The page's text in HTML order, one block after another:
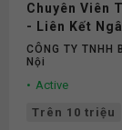
Chuyên Viên
- Liên Kết
CÔNG TY TNHH
Nội
Active
Trên 10 triệu